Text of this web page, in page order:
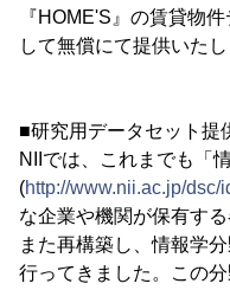
『HOME'S』の賃貸物
して無償にて提供いたし
■研究用データセット提
NIIでは、これまでも「
(http://www.nii.ac.jp/dsc/
な企業や機関が保有す
また再構築し、情報学
行ってきました。この